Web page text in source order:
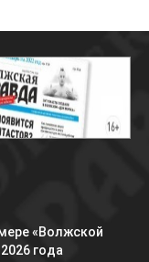
«Волжской
года